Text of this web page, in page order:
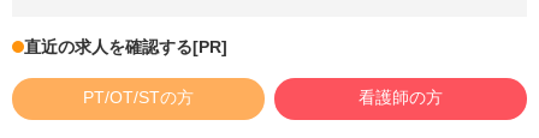
直近の求人を確認する[PR]
PT/OT/STの方 看護師の方